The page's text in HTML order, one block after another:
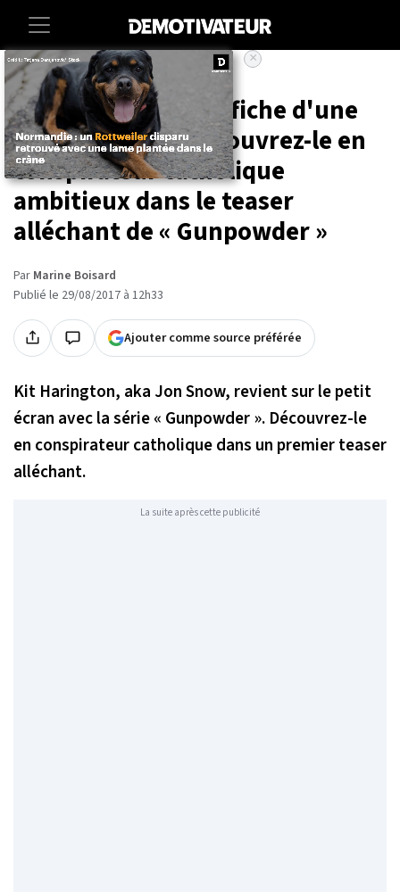
Accueil Entertainment
Kit Harington à l'affiche d'une
nouvelle série, découvrez-le en
conspirateur catholique
ambitieux dans le teaser
alléchant de « Gunpowder »
Par Marine Boisard
Publié le 29/08/2017 à 12h33
Ajouter comme source préférée
Kit Harington, aka Jon Snow, revient sur le petit
écran avec la série « Gunpowder ». Découvrez-le
en conspirateur catholique dans un premier teaser
alléchant.
La suite après cette publicité
×